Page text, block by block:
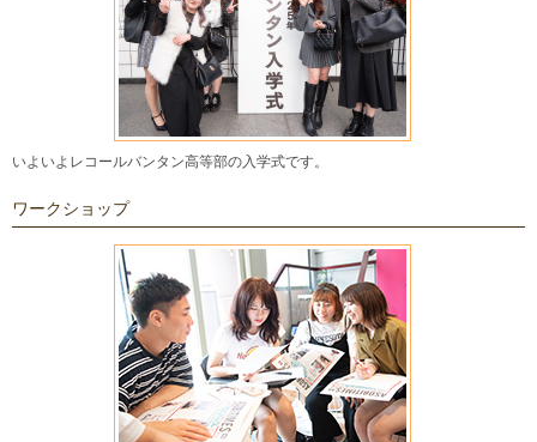
いよいよレコールバンタン高等部の入学式です。
ワークショップ